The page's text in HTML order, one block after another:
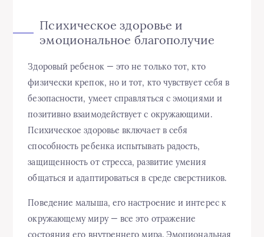
Психическое здоровье и
эмоциональное благополучие
Здоровый ребенок — это не только тот, кто
физически крепок, но и тот, кто чувствует себя в
безопасности, умеет справляться с эмоциями и
позитивно взаимодействует с окружающими.
Психическое здоровье включает в себя
способность ребенка испытывать радость,
защищенность от стресса, развитие умения
общаться и адаптироваться в среде сверстников.
Поведение малыша, его настроение и интерес к
окружающему миру — все это отражение
состояния его внутреннего мира. Эмоциональная